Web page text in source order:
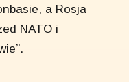
a Rosja
NATO i